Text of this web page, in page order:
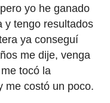
yo he ganado
y tengo resultados
ya conseguí
me dije, venga
tocó la
me costó un poco.